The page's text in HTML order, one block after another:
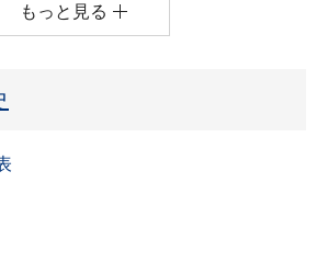
もっと見る